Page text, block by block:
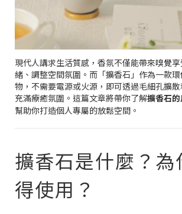
現代人講求生活質感，香氛不僅能帶來嗅覺
緒、調整空間氛圍。而「擴香石」作為一款
物，不需要電源或火源，即可透過毛細孔擴
充滿療癒氛圍。這篇文章將帶你了解擴香石
幫助你打造個人專屬的放鬆空間。
擴香石是什麼？為
得使用？